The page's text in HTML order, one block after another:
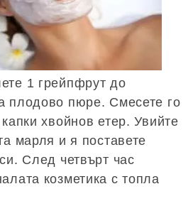
1 грейпфрут до
плодово пюре. Смесете го
хвойнов етер. Увийте
марля и я поставете
След четвърт час
козметика с топла